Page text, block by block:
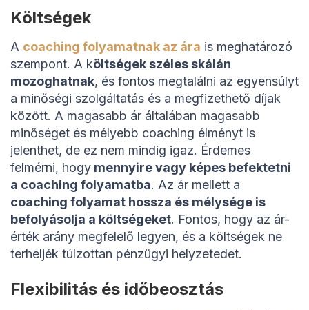
Költségek
A coaching folyamatnak az ára is meghatározó
szempont. A költségek széles skálán
mozoghatnak, és fontos megtalálni az egyensúlyt
a minőségi szolgáltatás és a megfizethető díjak
között. A magasabb ár általában magasabb
minőséget és mélyebb coaching élményt is
jelenthet, de ez nem mindig igaz. Érdemes
felmérni, hogy mennyire vagy képes befektetni
a coaching folyamatba. Az ár mellett a
coaching folyamat hossza és mélysége is
befolyásolja a költségeket. Fontos, hogy az ár-
érték arány megfelelő legyen, és a költségek ne
terheljék túlzottan pénzügyi helyzetedet.
Flexibilitás és időbeosztás